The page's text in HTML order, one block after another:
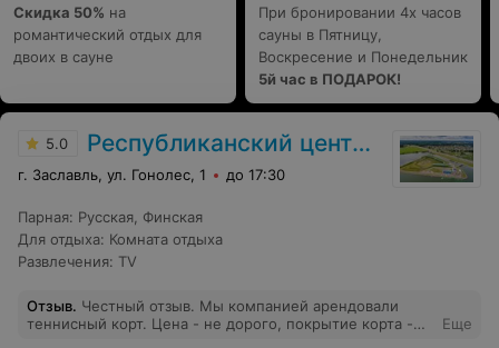
Скидка 50% на
романтический отдых для
двоих в сауне
При бронировании 4х часов
сауны в Пятницу,
Воскресение и Понедельник
5й час в ПОДАРОК!
5.0 Республиканский центр олимпийской подготовки по гребным видам спорта
г. Заславль, ул. Гонолес, 1 до 17:30
Парная: Русская Финская
Для отдыха: Комната отдыха
Развлечения: TV
Отзыв. Честный отзыв. Мы компанией арендовали
теннисный корт. Цена - не дорого, покрытие корта -
Еще